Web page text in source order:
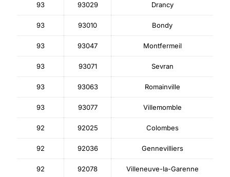
93 93029 Drancy
93 93010 Bondy
93 93047 Montfermeil
93 93071 Sevran
93 93063 Romainville
93 93077 Villemomble
92 92025 Colombes
92 92036 Gennevilliers
92 92078 Villeneuve-la-Garenne